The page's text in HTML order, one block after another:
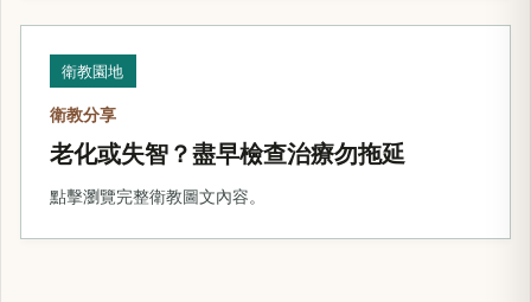
衛教園地
衛教分享
老化或失智？盡早檢查治療勿拖延
點擊瀏覽完整衛教圖文內容。